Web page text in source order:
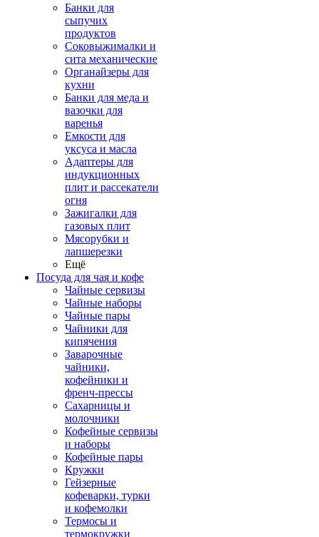
Банки для
сыпучих
продуктов
Соковыжималки и
сита механические
Органайзеры для
кухни
Банки для меда и
вазочки для
варенья
Емкости для
уксуса и масла
Адаптеры для
индукционных
плит и рассекатели
огня
Зажигалки для
газовых плит
Мясорубки и
лапшерезки
Ещё
Посуда для чая и кофе
Чайные сервизы
Чайные наборы
Чайные пары
Чайники для
кипячения
Заварочные
чайники,
кофейники и
френч-прессы
Сахарницы и
молочники
Кофейные сервизы
и наборы
Кофейные пары
Кружки
Гейзерные
кофеварки, турки
и кофемолки
Термосы и
термокружки